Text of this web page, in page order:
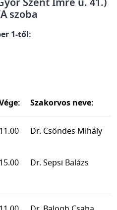
Szent Imre u. 41.)
szoba
1-től:
Szakorvos neve:
11.00
15.00
Dr. Csöndes Mihály
Dr. Sepsi Balázs